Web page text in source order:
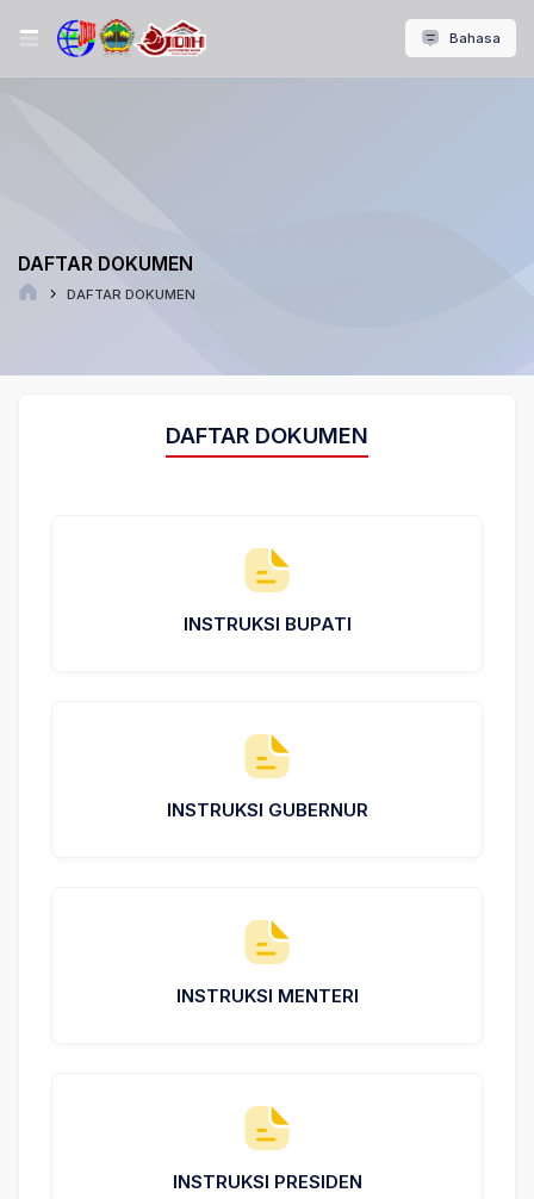
Bahasa
DAFTAR DOKUMEN
DAFTAR DOKUMEN
DAFTAR DOKUMEN
INSTRUKSI BUPATI
INSTRUKSI GUBERNUR
INSTRUKSI MENTERI
INSTRUKSI PRESIDEN